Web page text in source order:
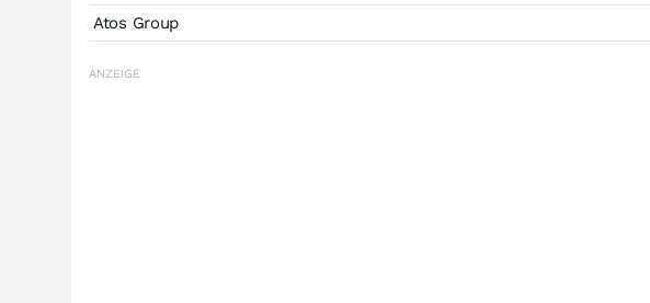
Atos Group